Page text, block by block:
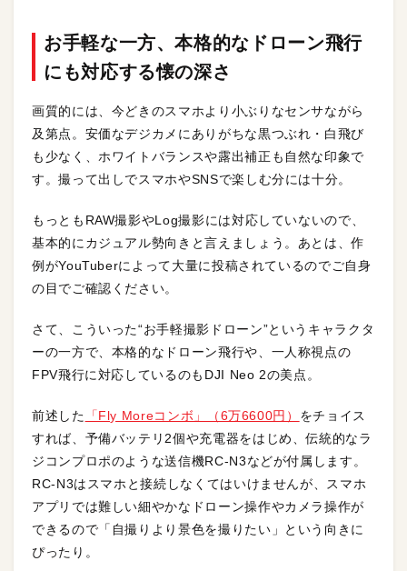
お手軽な一方、本格的なドローン飛行
にも対応する懐の深さ
画質的には、今どきのスマホより小ぶりなセンサながら
及第点。安価なデジカメにありがちな黒つぶれ・白飛び
も少なく、ホワイトバランスや露出補正も自然な印象で
す。撮って出しでスマホやSNSで楽しむ分には十分。
もっともRAW撮影やLog撮影には対応していないので、
基本的にカジュアル勢向きと言えましょう。あとは、作
例がYouTuberによって大量に投稿されているのでご自身
の目でご確認ください。
さて、こういった“お手軽撮影ドローン”というキャラクタ
ーの一方で、本格的なドローン飛行や、一人称視点の
FPV飛行に対応しているのもDJI Neo 2の美点。
前述した 「Fly Moreコンボ」（6万6600円） をチョイス
すれば、予備バッテリ2個や充電器をはじめ、伝統的なラ
ジコンプロポのような送信機RC-N3などが付属します。
RC-N3はスマホと接続しなくてはいけませんが、スマホ
アプリでは難しい細やかなドローン操作やカメラ操作が
できるので「自撮りより景色を撮りたい」という向きに
ぴったり。